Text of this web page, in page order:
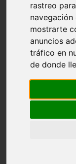
rastreo
navegación
mostrarte
anuncios
tráfico en
de donde
Asturias - gijón
Girona - figueres
Alicante -
Almería -
Girona - tossa-
Barcelona -
Alicante -
Barcelona -
Castellón -
Illes-balears -